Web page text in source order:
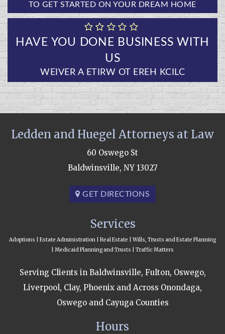
TO GET STARTED ON YOUR DREAM HOME
HAVE YOU DONE BUSINESS WITH
US
CLICK HERE TO WRITE A REVIEW
Ledden and Huegel Attorneys at Law
60 Oswego St
Baldwinsville, NY 13027
GET DIRECTIONS
Services
Adoptions | Estate Administration | Real Estate | Wills, Trusts and Estate Planning
| Medicaid Planning and Trusts | Traffic Matters
Serving Clients in Baldwinsville, Fulton, Oswego,
Liverpool, Clay, Phoenix and Across Onondaga,
Oswego and Cayuga Counties
Hours